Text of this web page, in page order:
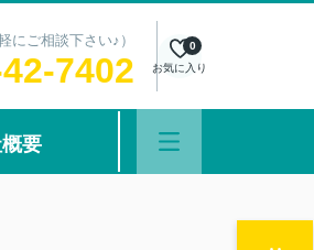
ご相談下さい♪）
7402 お気に入り
0
要